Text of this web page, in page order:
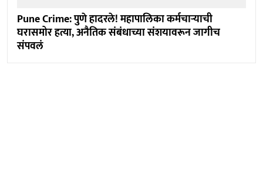
Pune Crime: पुणे हादरले! महापालिका कर्मचाऱ्याची
घरासमोर हत्या, अनैतिक संबंधाच्या संशयावरून जागीच
संपवलं